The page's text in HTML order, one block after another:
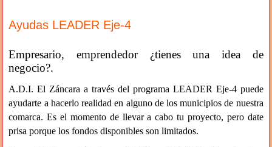
Ayudas LEADER Eje-4
Empresario, emprendedor ¿tienes una idea de
negocio?.
A.D.I. El Záncara a través del programa LEADER Eje-4 puede
ayudarte a hacerlo realidad en alguno de los municipios de nuestra
comarca. Es el momento de llevar a cabo tu proyecto, pero date
prisa porque los fondos disponibles son limitados.